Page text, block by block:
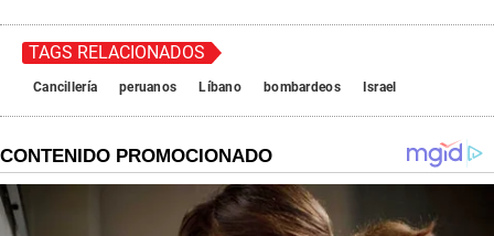
TAGS RELACIONADOS
Cancillería peruanos Líbano bombardeos Israel